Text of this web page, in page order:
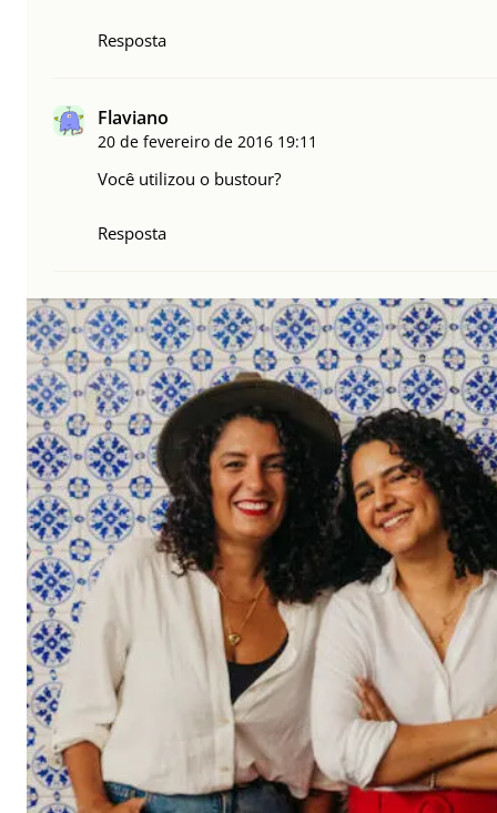
Resposta
Flaviano
20 de fevereiro de 2016 19:11
Você utilizou o bustour?
Resposta